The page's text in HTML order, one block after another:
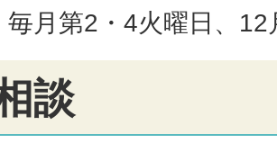
毎月第2・4火曜日、
談